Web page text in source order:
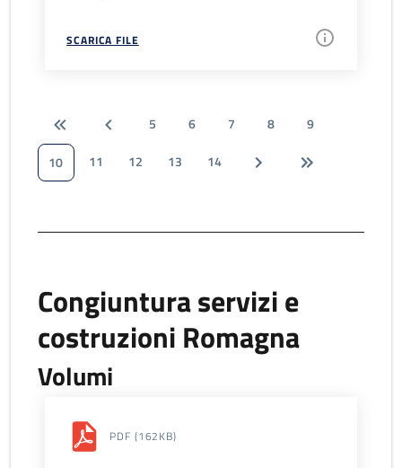
SCARICA FILE
5 6 7 8
9
10
11 12 13 14
Congiuntura servizi e
costruzioni Romagna
Volumi
PDF (162KB)